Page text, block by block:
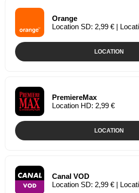
Orange
Location SD: 2,99 € |
LOCATION
PremiereMax
Location HD: 2,99 €
LOCATION
Canal VOD
Location SD: 2,99 € |